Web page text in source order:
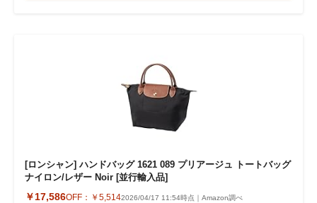
[ロンシャン] ハンドバッグ 1621 089 プリアージュ トートバッグ
ナイロン/レザー Noir [並行輸入品]
￥17,586OFF： ￥5,5142026/04/17 11:54時点｜Amazon調べ